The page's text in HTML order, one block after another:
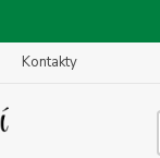
Kontakty